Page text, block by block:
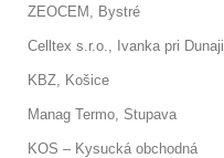
ZEOCEM, Bystré
Celltex s.r.o., Ivanka pri Dunaji
KBZ, Košice
Manag Termo, Stupava
KOS – Kysucká obchodná